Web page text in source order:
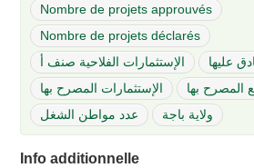
Nombre de projets approuvés
Nombre de projets déclarés
الإستثمارات الفلاحية صنف أ
عليها
الإستثمارات المصرح بها
المصرح بها
عدد مواطن الشغل
ولاية باجة
Info additionnelle